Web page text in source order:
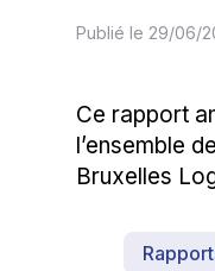
Publié le 29/06/
Ce rapport
l’ensemble
Bruxelles